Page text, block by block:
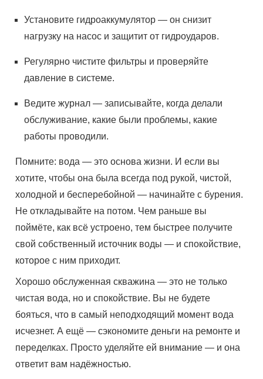
Установите гидроаккумулятор — он снизит
нагрузку на насос и защитит от гидроударов.
Регулярно чистите фильтры и проверяйте
давление в системе.
Ведите журнал — записывайте, когда делали
обслуживание, какие были проблемы, какие
работы проводили.
Помните: вода — это основа жизни. И если вы
хотите, чтобы она была всегда под рукой, чистой,
холодной и бесперебойной — начинайте с бурения.
Не откладывайте на потом. Чем раньше вы
поймёте, как всё устроено, тем быстрее получите
свой собственный источник воды — и спокойствие,
которое с ним приходит.
Хорошо обслуженная скважина — это не только
чистая вода, но и спокойствие. Вы не будете
бояться, что в самый неподходящий момент вода
исчезнет. А ещё — сэкономите деньги на ремонте и
переделках. Просто уделяйте ей внимание — и она
ответит вам надёжностью.